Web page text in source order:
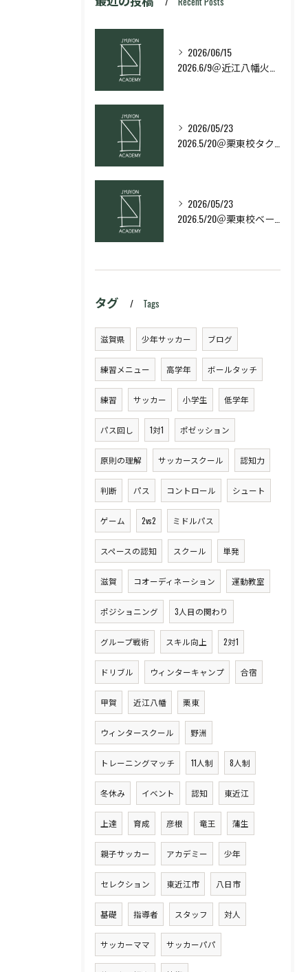
2026/06/15
2026/05/23
2026/05/23
タグ Tags
滋賀県 少年サッカー ブログ
練習メニュー 高学年 ボールタッチ
練習 サッカー 小学生 低学年
パス回し 1対1 ポゼッション
原則の理解 サッカースクール 認知力
判断 パス コントロール シュート
ゲーム 2vs2 ミドルパス
スペースの認知 スクール 単発
滋賀 コオーディネーション 運動教室
ポジショニング 3人目の関わり
グループ戦術 スキル向上 2対1
ドリブル ウィンターキャンプ 合宿
甲賀 近江八幡 栗東
ウィンタースクール 野洲
トレーニングマッチ 11人制 8人制
冬休み イベント 認知 東近江
上達 育成 彦根 竜王 蒲生
親子サッカー アカデミー 少年
セレクション 東近江市 八日市
基礎 指導者 スタッフ 対人
サッカーママ サッカーパパ